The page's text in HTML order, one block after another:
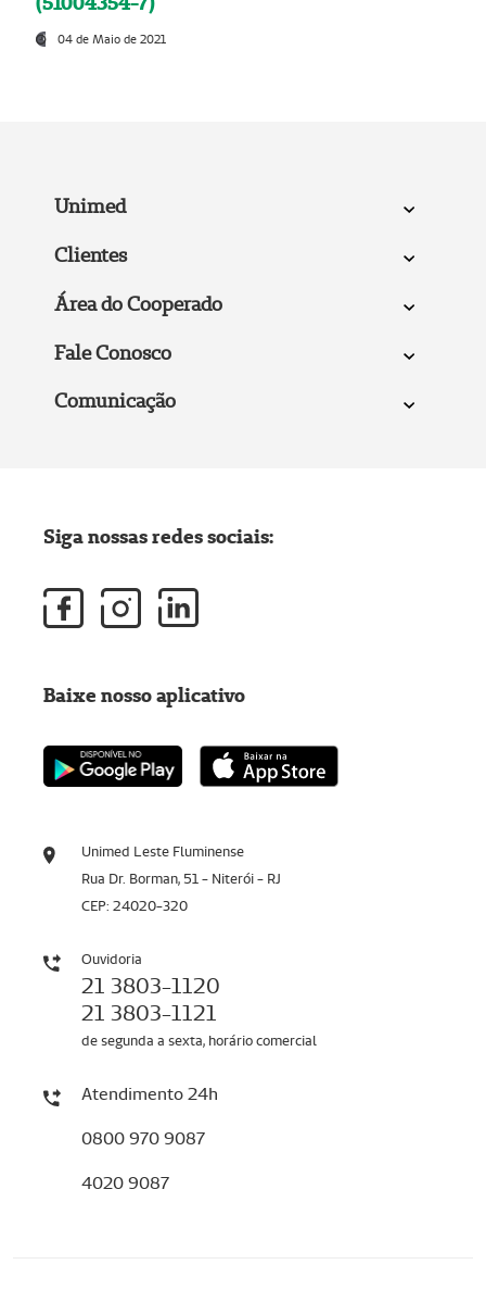
04 de Maio de 2021
Unimed
Clientes
Área do Cooperado
Fale Conosco
Comunicação
Unimed Leste Fluminense
Rua Dr. Borman, 51 - Niterói - RJ
CEP: 24020-320
Ouvidoria
21 3803-1120
21 3803-1121
de segunda a sexta, horário comercial
Atendimento 24h
0800 970 9087
4020 9087
Siga nossas redes sociais:
Baixe nosso aplicativo